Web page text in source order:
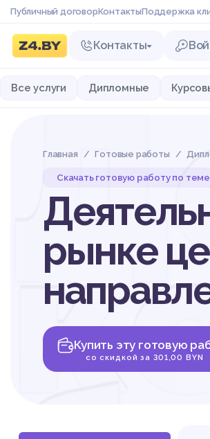
Публичный договорКонтактыПоддержка
Контакты
Все услуги Дипломные
Главная Готовые работы
Скачать готовую работу по теме
рынке
Купить эту готовую
со скидкой за 301,00 BYN